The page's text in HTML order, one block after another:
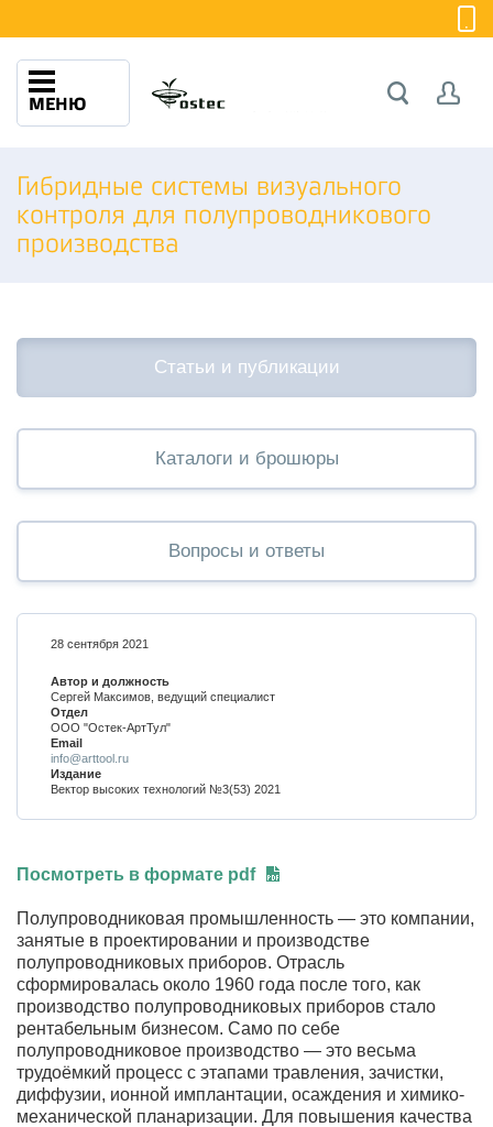
МЕНЮ
Гибридные системы визуального
контроля для полупроводникового
производства
Статьи и публикации
Каталоги и брошюры
Вопросы и ответы
28 сентября 2021
Автор и должность
Сергей Максимов, ведущий специалист
Отдел
ООО "Остек-АртТул"
Email
info@arttool.ru
Издание
Вектор высоких технологий №3(53) 2021
Посмотреть в формате pdf
Полупроводниковая промышленность — это компании,
занятые в проектировании и производстве
полупроводниковых приборов. Отрасль
сформировалась около 1960 года после того, как
производство полупроводниковых приборов стало
рентабельным бизнесом. Само по себе
полупроводниковое производство — это весьма
трудоёмкий процесс с этапами травления, зачистки,
диффузии, ионной имплантации, осаждения и химико-
механической планаризации. Для повышения качества